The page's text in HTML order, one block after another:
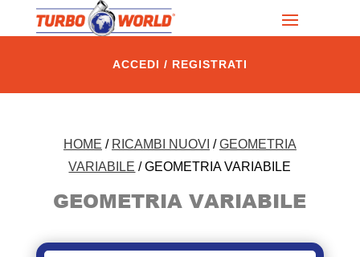
ACCEDI / REGISTRATI
HOME / RICAMBI NUOVI /GEOMETRIA
VARIABILE / GEOMETRIA VARIABILE
GEOMETRIA VARIABILE